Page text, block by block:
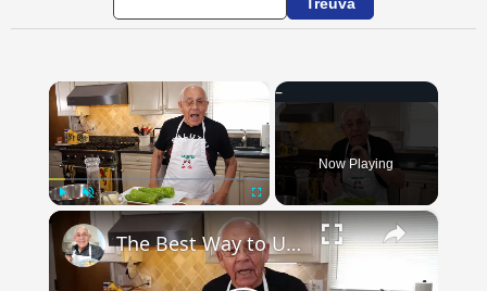
Unmute
Now Playing
×
The Best Way to Use Italian Frying Peppers